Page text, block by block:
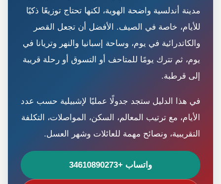
مدينة أندلسية واضحة الهوية، لكنها تحتاج توزيعًا ذكيًا
للأيام، خاصة في الصيف. الأفضل أن تجعل القصر
والكاتدرائية في يوم، وساحة إسبانيا والنهر وتريانا في
يوم، ثم تترك يومًا للمتاحف أو التسوق أو رحلة قريبة
إلى قرطبة.
في هذا الدليل ستجد جدولًا عمليًا لإشبيلية حسب عدد
الأيام، مع ترتيب المعالم، السكن، المواصلات، التكلفة
التقريبية، ونصائح مهمة للعائلات وشهر العسل.
واتساب +34610890273